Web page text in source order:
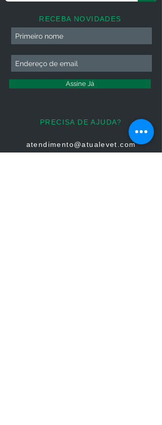
RECEBA NOVIDADES
Assine Já
PRECISA DE AJUDA?
atendimento@atualevet.com